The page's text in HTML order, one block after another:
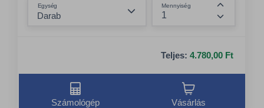
Egység Mennyiség
Összeg
Teljes: 4.780,00 Ft
Számológép Vásárlás